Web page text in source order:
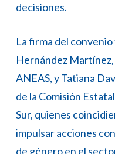
decisiones.
La firma del
Hernández
ANEAS, y Tatiana
de la Comisión
Sur, quienes
impulsar acciones
de género en el